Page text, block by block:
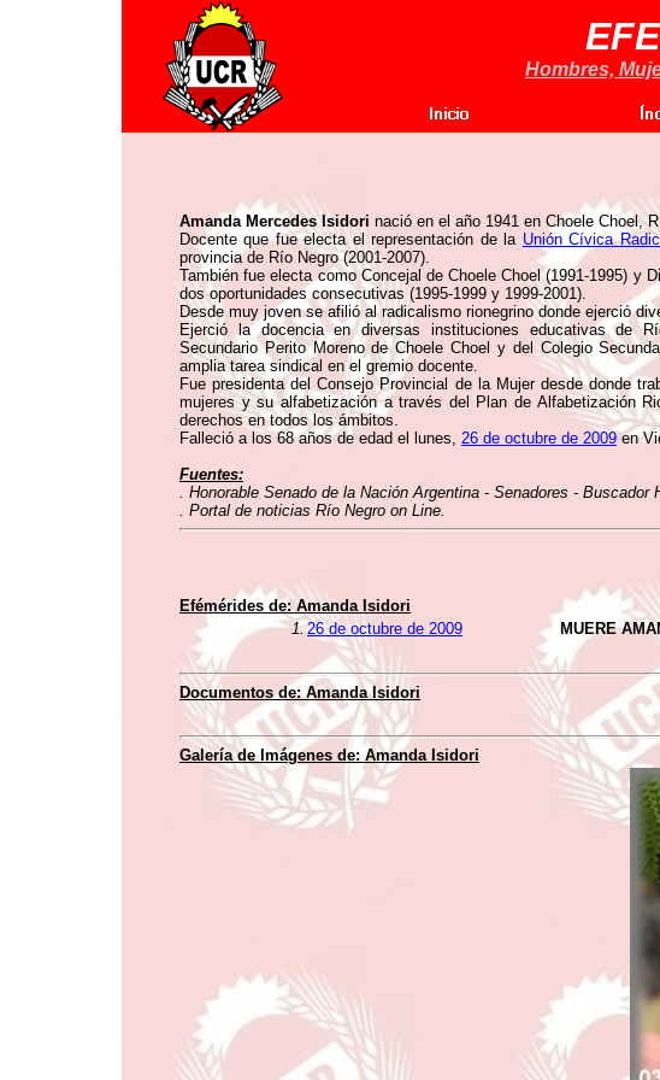
Hombres,
Amanda Mercedes Isidori nació en el año 1941 en Choele Choel,
Docente que fue electa el representación de la Unión Cívica
provincia de Río Negro (2001-2007).
También fue electa como Concejal de Choele Choel (1991-1995) y
dos oportunidades consecutivas (1995-1999 y 1999-2001).
Desde muy joven se afilió al radicalismo rionegrino donde ejerció
Ejerció la docencia en diversas instituciones educativas de
Secundario Perito Moreno de Choele Choel y del Colegio
amplia tarea sindical en el gremio docente.
Fue presidenta del Consejo Provincial de la Mujer desde donde
mujeres y su alfabetización a través del Plan de Alfabetización
derechos en todos los ámbitos.
Falleció a los 68 años de edad el lunes, 26 de octubre de 2009 en
Fuentes:
. Honorable Senado de la Nación Argentina - Senadores -
. Portal de noticias Río Negro on Line.
Efémérides de: Amanda Isidori
1.26 de octubre de 2009 MUERE
Documentos de: Amanda Isidori
Galería de Imágenes de: Amanda Isidori